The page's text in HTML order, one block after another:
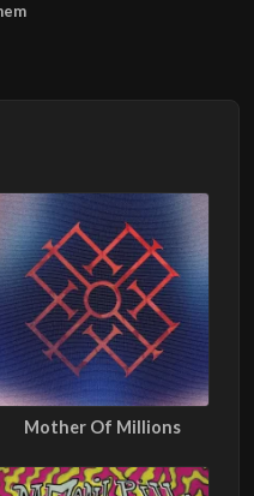
Mother Of Millions